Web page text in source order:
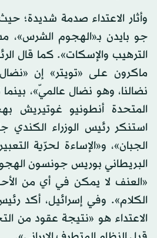
وأثار الاعتداء صدمة شديدة؛
جو بايدن بـ«الهجوم الشرس»،
الترهيب والإسكات». كما قال
ماكرون على «تويتر» إن
نضالنا، وهو نضال عالميّ»، بينما
المتحدة أنطونيو غوتيريش
استنكر رئيس الوزراء الكندي
الجبان»، و«الإساءة لحرّية
البريطاني بوريس جونسون
«العنف لا يمكن في أي من
الكلام». وفي إسرائيل، أكد رئيس
الاعتداء هو «نتيجة عقود من